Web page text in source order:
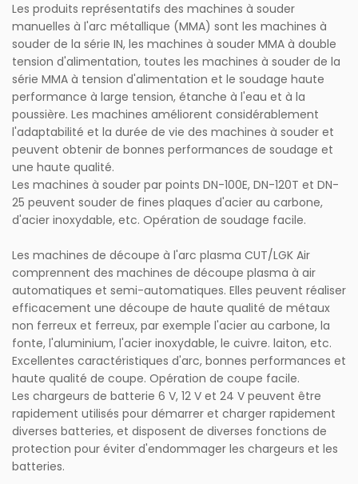
Les produits représentatifs des machines à souder
manuelles à l'arc métallique (MMA) sont les machines à
souder de la série IN, les machines à souder MMA à double
tension d'alimentation, toutes les machines à souder de la
série MMA à tension d'alimentation et le soudage haute
performance à large tension, étanche à l'eau et à la
poussière. Les machines améliorent considérablement
l'adaptabilité et la durée de vie des machines à souder et
peuvent obtenir de bonnes performances de soudage et
une haute qualité.
Les machines à souder par points DN-100E, DN-120T et DN-
25 peuvent souder de fines plaques d'acier au carbone,
d'acier inoxydable, etc. Opération de soudage facile.
Les machines de découpe à l'arc plasma CUT/LGK Air
comprennent des machines de découpe plasma à air
automatiques et semi-automatiques. Elles peuvent réaliser
efficacement une découpe de haute qualité de métaux
non ferreux et ferreux, par exemple l'acier au carbone, la
fonte, l'aluminium, l'acier inoxydable, le cuivre. laiton, etc.
Excellentes caractéristiques d'arc, bonnes performances et
haute qualité de coupe. Opération de coupe facile.
Les chargeurs de batterie 6 V, 12 V et 24 V peuvent être
rapidement utilisés pour démarrer et charger rapidement
diverses batteries, et disposent de diverses fonctions de
protection pour éviter d'endommager les chargeurs et les
batteries.